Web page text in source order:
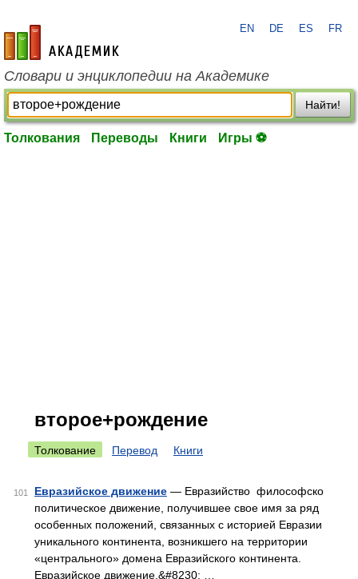
academic.ru
EN DE ES FR
Словари и энциклопедии на Академике
Найти!
Толкования Переводы Книги Игры ⚽
второе+рождение
Толкование Перевод Книги
101 Евразийское движение — Евразийство философско
политическое движение, получившее свое имя за ряд
особенных положений, связанных с историей Евразии
уникального континента, возникшего на территории
«центрального» домена Евразийского континента.
Евразийское движение,&#8230; …